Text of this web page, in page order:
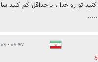
تو رو خدا ، یا حداقل کم کنید
۰۸:۴۷ - ۱۳۹۳/۰۹/۰۹
5